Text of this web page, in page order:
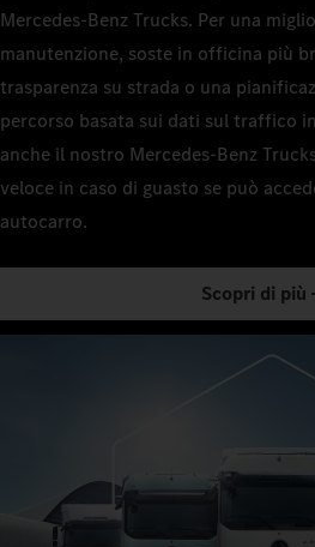
Mercedes‑Benz Trucks. Per una
manutenzione, soste in officina più
trasparenza su strada o una
percorso basata sui dati sul traffico
anche il nostro Mercedes‑Benz
veloce in caso di guasto se può
autocarro.
Scopri di più